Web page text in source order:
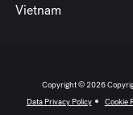
Vietnam
Copyright © 2026
Data Privacy Policy
Cookie